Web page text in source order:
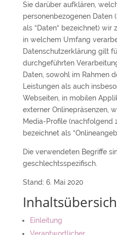
Sie darüber aufklären,
personenbezogenen Daten
als “Daten“ bezeichnet) wir
in welchem Umfang
Datenschutzerklärung gilt
durchgeführten
Daten, sowohl im Rahmen
Leistungen als auch
Webseiten, in mobilen
externer Onlinepräsenzen,
Media-Profile (nachfolgend
bezeichnet als
Die verwendeten Begriffe
geschlechtsspezifisch.
Stand: 6. Mai 2020
Einleitung